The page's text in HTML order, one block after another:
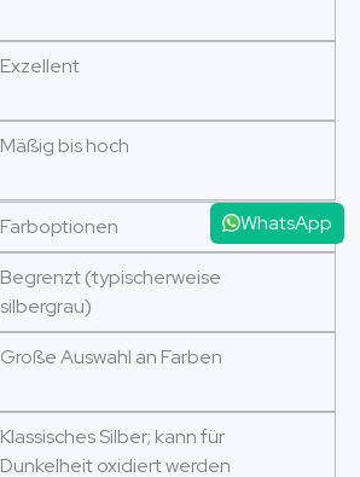
Exzellent
Mäßig bis hoch
Farboptionen
Begrenzt (typischerweise
silbergrau)
Große Auswahl an Farben
Klassisches Silber; kann für
Dunkelheit oxidiert werden
WhatsApp